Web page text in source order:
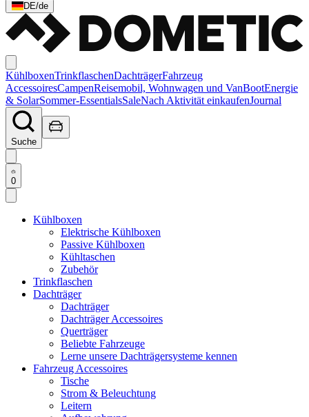
DE/de
KühlboxenTrinkflaschenDachträgerFahrzeug
AccessoiresCampenReisemobil, Wohnwagen und VanBootEnergie
& SolarSommer-EssentialsSaleNach Aktivität einkaufenJournal
Suche
0
Kühlboxen
Elektrische Kühlboxen
Passive Kühlboxen
Kühltaschen
Zubehör
Trinkflaschen
Dachträger
Dachträger
Dachträger Accessoires
Querträger
Beliebte Fahrzeuge
Lerne unsere Dachträgersysteme kennen
Fahrzeug Accessoires
Tische
Strom & Beleuchtung
Leitern